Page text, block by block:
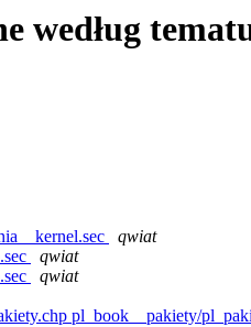
według
qwiat
qwiat
qwiat
pl_book__pakiety/